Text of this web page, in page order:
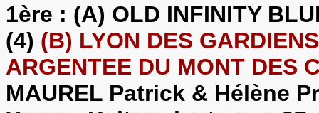
1ère : (A) OLD INFINITY
(4) (B) LYON DES
ARGENTEE DU MONT DES
MAUREL Patrick & Hélène